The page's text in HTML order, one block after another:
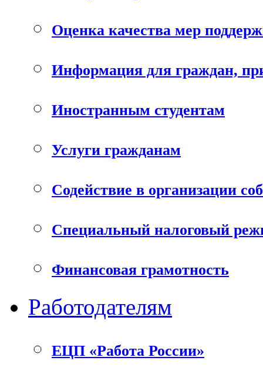
Оценка качества мер
Информация для граждан,
Иностранным студентам
Услуги гражданам
Содействие в организации
Специальный налоговый
Финансовая грамотность
Работодателям
ЕЦП «Работа России»